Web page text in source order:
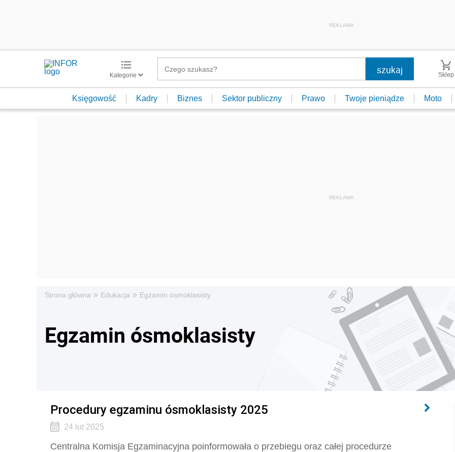
REKLAMA
Kategorie Sklep
Księgowość Kadry Biznes Sektor publiczny Prawo Twoje pieniądze Moto
Strona główna » Edukacja » Egzamin ósmoklasisty
Egzamin ósmoklasisty
Procedury egzaminu ósmoklasisty 2025
24 lut 2025
Centralna Komisja Egzaminacyjna poinformowała o przebiegu oraz całej procedurze